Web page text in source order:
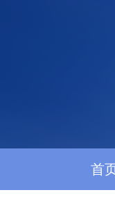
首